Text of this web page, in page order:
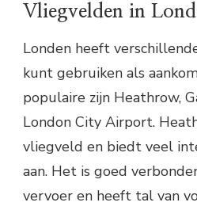
Vliegvelden in
Londen heeft
kunt gebruiken als
populaire zijn Heathrow,
London City Airport.
vliegveld en biedt veel
aan. Het is goed
vervoer en heeft tal van